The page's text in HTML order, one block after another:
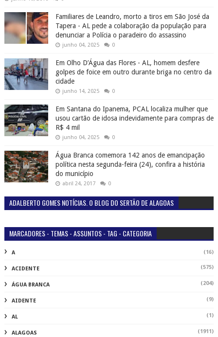
Familiares de Leandro, morto a tiros em São José da
Tapera - AL pede a colaboração da população para
denunciar a Polícia o paradeiro do assassino
junho 04, 2025 0
Em Olho D’Água das Flores - AL, homem desfere
golpes de foice em outro durante briga no centro da
cidade
junho 14, 2025 0
Em Santana do Ipanema, PCAL localiza mulher que
usou cartão de idosa indevidamente para compras de
R$ 4 mil
junho 04, 2025 0
Água Branca comemora 142 anos de emancipação
política nesta segunda-feira (24), confira a história
do município
abril 24, 2017 0
ADALBERTO GOMES NOTÍCIAS. O BLOG DO SERTÃO DE ALAGOAS
MARCADORES - TEMAS - ASSUNTOS - TAG - CATEGORIA
A (16)
ACIDENTE (575)
ÁGUA BRANCA (204)
AIDENTE (9)
AL (1)
ALAGOAS (1911)